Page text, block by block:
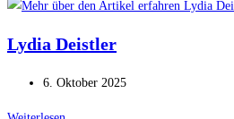
Patzenbein
Lydia Deistler
Beitrag
6. Oktober 2025